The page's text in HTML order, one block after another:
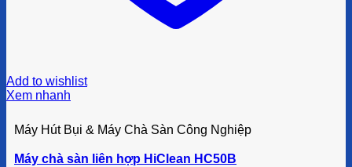
Add to wishlist
Xem nhanh
Máy Hút Bụi & Máy Chà Sàn Công Nghiệp
Máy chà sàn liên hợp HiClean HC50B